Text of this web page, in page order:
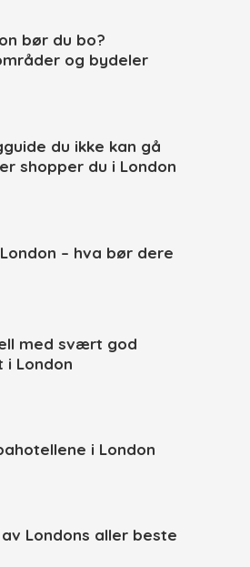
bør du bo?
og bydeler
du ikke kan gå
shopper du i London
– hva bør dere
med svært god
i London
i London
Londons aller beste